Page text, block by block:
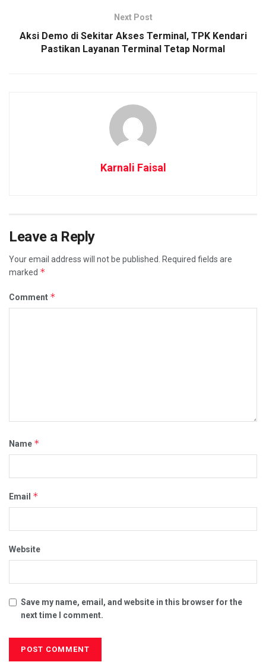
Next Post
Aksi Demo di Sekitar Akses Terminal, TPK Kendari
Pastikan Layanan Terminal Tetap Normal
Karnali Faisal
Leave a Reply
Your email address will not be published.
Required fields are
marked *
Comment *
Name *
Email *
Website
Save my name, email, and website in this browser for the
next time I comment.